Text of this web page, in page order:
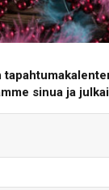
sinua ja